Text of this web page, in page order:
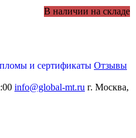
и сертификаты Отзывы
info@global-mt.ru г. Москва,
В наличии на складе